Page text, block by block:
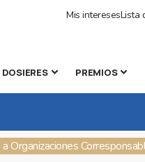
Mis interesesLista
DOSIERES PREMIOS
Organizaciones